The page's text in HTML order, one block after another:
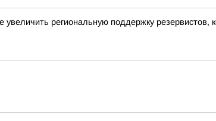
региональную поддержку